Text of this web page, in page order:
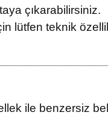
çıkarabilirsiniz.
lütfen teknik
ile benzersiz